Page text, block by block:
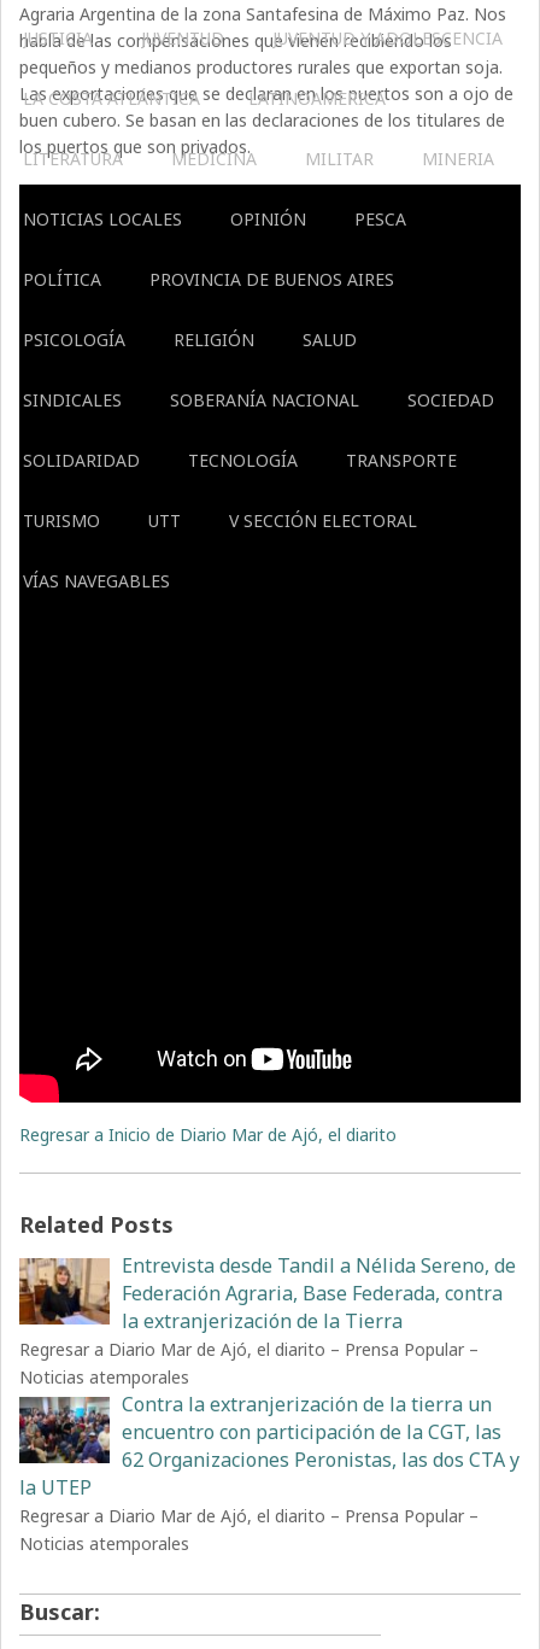
JUSTICIA JUVENTUD JUVENTUD Y ADOLESCENCIA
LA COSTA ATLÁNTICA LATINOAMERICA
LITERATURA MEDICINA MILITAR MINERIA
NOTICIAS LOCALES OPINIÓN PESCA
POLÍTICA PROVINCIA DE BUENOS AIRES
PSICOLOGÍA RELIGIÓN SALUD
SINDICALES SOBERANÍA NACIONAL SOCIEDAD
SOLIDARIDAD TECNOLOGÍA TRANSPORTE
TURISMO UTT V SECCIÓN ELECTORAL
VÍAS NAVEGABLES
Agraria Argentina de la zona Santafesina de Máximo Paz. Nos
habla de las compensaciones que vienen recibiendo los
pequeños y medianos productores rurales que exportan soja.
Las exportaciones que se declaran en los puertos son a ojo de
buen cubero. Se basan en las declaraciones de los titulares de
los puertos que son privados.
Regresar a Inicio de Diario Mar de Ajó, el diarito
Related Posts
Entrevista desde Tandil a Nélida Sereno, de
Federación Agraria, Base Federada, contra
la extranjerización de la Tierra
Regresar a Diario Mar de Ajó, el diarito – Prensa Popular –
Noticias atemporales
Contra la extranjerización de la tierra un
encuentro con participación de la CGT, las
62 Organizaciones Peronistas, las dos CTA y
la UTEP
Regresar a Diario Mar de Ajó, el diarito – Prensa Popular –
Noticias atemporales
Buscar: